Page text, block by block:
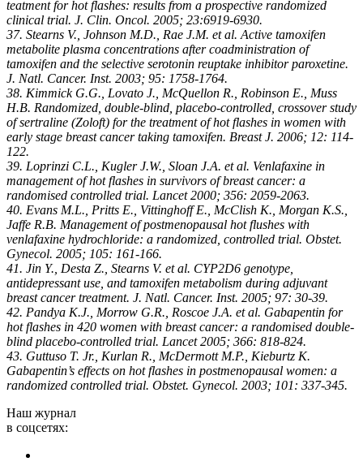
teatment for hot flashes: results from a prospective randomized
clinical trial. J. Clin. Oncol. 2005; 23:6919-6930.
37. Stearns V., Johnson M.D., Rae J.M. et al. Active tamoxifen
metabolite plasma concentrations after coadministration of
tamoxifen and the selective serotonin reuptake inhibitor paroxetine.
J. Natl. Cancer. Inst. 2003; 95: 1758-1764.
38. Kimmick G.G., Lovato J., McQuellon R., Robinson E., Muss
H.B. Randomized, double-blind, placebo-controlled, crossover study
of sertraline (Zoloft) for the treatment of hot flashes in women with
early stage breast cancer taking tamoxifen. Breast J. 2006; 12: 114-
122.
39. Loprinzi C.L., Kugler J.W., Sloan J.A. et al. Venlafaxine in
management of hot flashes in survivors of breast cancer: a
randomised controlled trial. Lancet 2000; 356: 2059-2063.
40. Evans M.L., Pritts E., Vittinghoff E., McClish K., Morgan K.S.,
Jaffe R.B. Management of postmenopausal hot flushes with
venlafaxine hydrochloride: a randomized, controlled trial. Obstet.
Gynecol. 2005; 105: 161-166.
41. Jin Y., Desta Z., Stearns V. et al. CYP2D6 genotype,
antidepressant use, and tamoxifen metabolism during adjuvant
breast cancer treatment. J. Natl. Cancer. Inst. 2005; 97: 30-39.
42. Pandya K.J., Morrow G.R., Roscoe J.A. et al. Gabapentin for
hot flashes in 420 women with breast cancer: a randomised double-
blind placebo-controlled trial. Lancet 2005; 366: 818-824.
43. Guttuso T. Jr., Kurlan R., McDermott M.P., Kieburtz K.
Gabapentin’s effects on hot flashes in postmenopausal women: a
randomized controlled trial. Obstet. Gynecol. 2003; 101: 337-345.
Наш журнал
в соцсетях: